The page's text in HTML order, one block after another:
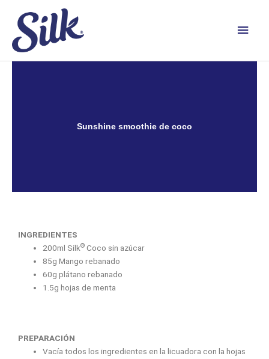
contenido
Sunshine smoothie de coco
INGREDIENTES
200ml Silk® Coco sin azúcar
85g Mango rebanado
60g plátano rebanado
1.5g hojas de menta
PREPARACIÓN
Vacía todos los ingredientes en la licuadora con la hojas